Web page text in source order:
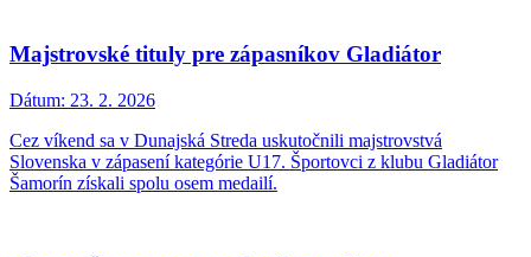
Majstrovské tituly pre zápasníkov Gladiátor
Dátum: 23. 2. 2026
Cez víkend sa v Dunajská Streda uskutočnili majstrovstvá
Slovenska v zápasení kategórie U17. Športovci z klubu Gladiátor
Šamorín získali spolu osem medailí.